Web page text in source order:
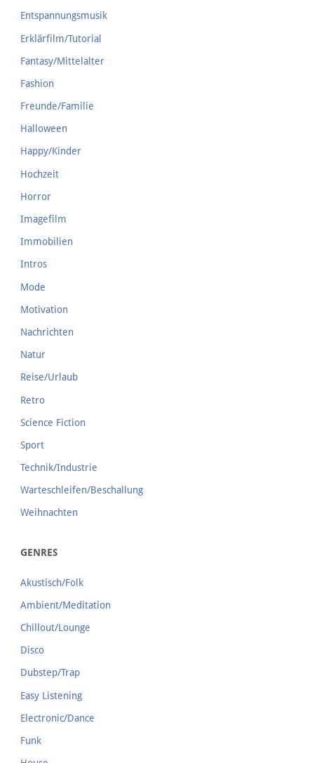
Entspannungsmusik
Erklärfilm/Tutorial
Fantasy/Mittelalter
Fashion
Freunde/Familie
Halloween
Happy/Kinder
Hochzeit
Horror
Imagefilm
Immobilien
Intros
Mode
Motivation
Nachrichten
Natur
Reise/Urlaub
Retro
Science Fiction
Sport
Technik/Industrie
Warteschleifen/Beschallung
Weihnachten
GENRES
Akustisch/Folk
Ambient/Meditation
Chillout/Lounge
Disco
Dubstep/Trap
Easy Listening
Electronic/Dance
Funk